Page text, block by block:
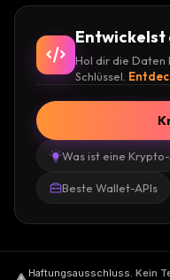
Entwickelst
Hol dir die Daten
Schlüssel.
Was ist eine Krypto-
Beste Wallet-APIs
Haftungsausschluss. Kein